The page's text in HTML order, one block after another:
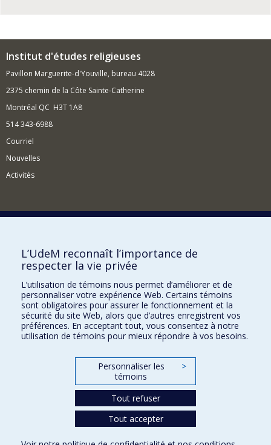
Institut d'études religieuses
Pavillon Marguerite-d'Youville, bureau 4028
2375 chemin de la Côte Sainte-Catherine
Montréal QC H3T 1A8
514 343-6988
Courriel
Nouvelles
Activités
Comment soutenir l'Institut?
BESOIN D'AIDE?
Plan du site
Signaler une erreur
Accessibilité
FACULTÉ DES ARTS ET DES SCIENCES
Nos départements et écoles
L’UdeM reconnaît l’importance de
respecter la vie privée
L’utilisation de témoins nous permet d’améliorer et de
personnaliser votre expérience Web. Certains témoins
sont obligatoires pour assurer le fonctionnement et la
sécurité du site Web, alors que d’autres enregistrent vos
préférences. En acceptant tout, vous consentez à notre
utilisation de témoins pour mieux répondre à vos besoins.
Personnaliser les
témoins
>
Tout refuser
Tout accepter